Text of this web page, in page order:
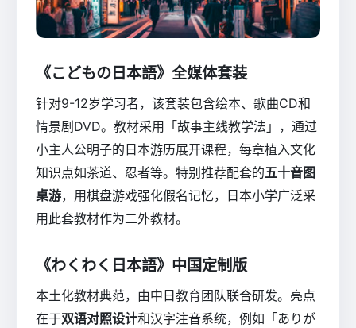
《こどもの日本語》全媒体套装
针对9-12岁学习者，该套装包含绘本、歌曲CD和
情景剧DVD。教材采用「故事主线教学法」，通过
小主人公明子的日本游历展开课程，每章植入文化
知识点如茶道、忍者等。特别推荐配套的五十音图
桌游，用棋盘游戏强化假名记忆，日本小学广泛采
用此套教材作为二外教材。
《わくわく日本語》中国定制版
本土化教材典范，由中日教育团队联合研发。亮点
在于双语对照设计和汉字注音系统，例如「ありが